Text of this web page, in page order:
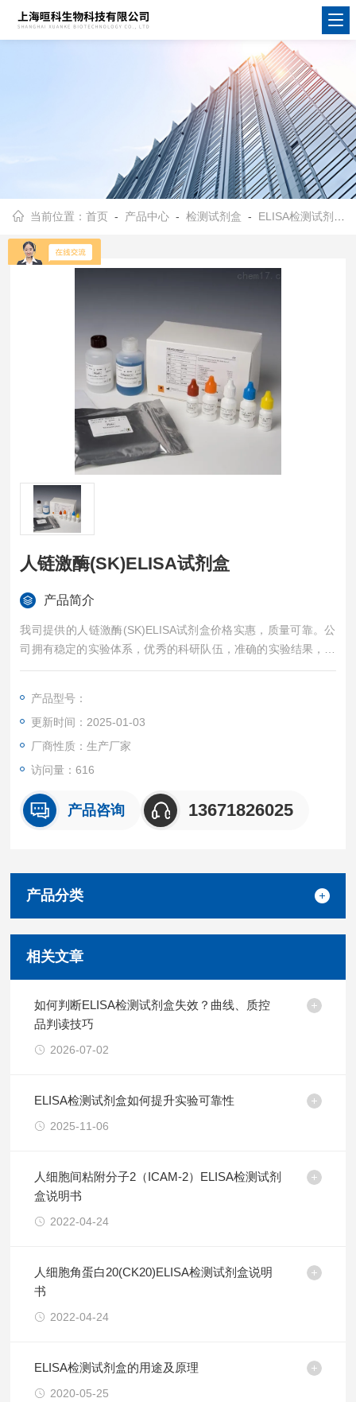
当前位置：首页 - 产品中心 -检测试剂盒 - ELISA检测试剂盒
人链激酶(SK)ELISA试剂盒
产品简介
我司提供的人链激酶(SK)ELISA试剂盒价格实惠，质量可靠。公
司拥有稳定的实验体系，优秀的科研队伍，准确的实验结果，是
您值得信赖的合作伙伴，凡购买我司的试剂盒产品都可提供全程
产品型号：
更新时间：2025-01-03
厂商性质：生产厂家
访问量：616
产品咨询 13671826025
产品分类
相关文章
如何判断ELISA检测试剂盒失效？曲线、质控
品判读技巧
2026-07-02
ELISA检测试剂盒如何提升实验可靠性
2025-11-06
人细胞间粘附分子2（ICAM-2）ELISA检测试剂
盒说明书
2022-04-24
人细胞角蛋白20(CK20)ELISA检测试剂盒说明
书
2022-04-24
ELISA检测试剂盒的用途及原理
2020-05-25